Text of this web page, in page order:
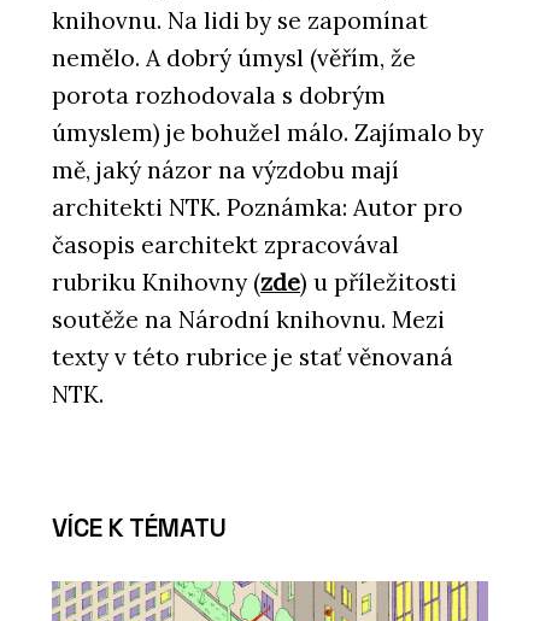
knihovnu. Na lidi by se zapomínat
nemělo. A dobrý úmysl (věřím, že
porota rozhodovala s dobrým
úmyslem) je bohužel málo. Zajímalo by
mě, jaký názor na výzdobu mají
architekti NTK. Poznámka: Autor pro
časopis earchitekt zpracovával
rubriku Knihovny (zde) u příležitosti
soutěže na Národní knihovnu. Mezi
texty v této rubrice je stať věnovaná
NTK.
VÍCE K TÉMATU